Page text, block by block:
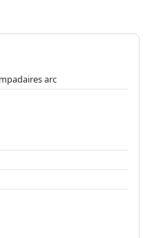
arc